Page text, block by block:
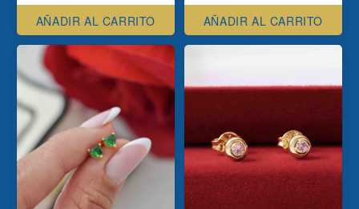
AÑADIR AL CARRITO AÑADIR AL CARRITO